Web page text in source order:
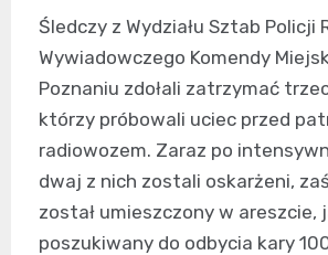
Śledczy z Wydziału Sztab Policji
Wywiadowczego Komendy
Poznaniu zdołali zatrzymać
którzy próbowali uciec przed
radiowozem. Zaraz po
dwaj z nich zostali oskarżeni,
został umieszczony w areszcie,
poszukiwany do odbycia kary